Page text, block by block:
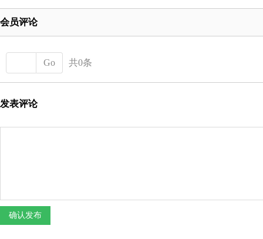
会员评论
Go 共0条
发表评论